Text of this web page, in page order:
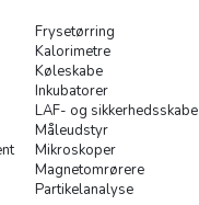
Frysetørring
Kalorimetre
Køleskabe
Inkubatorer
LAF- og sikkerhedsskabe
Måleudstyr
Mikroskoper
Magnetomrørere
Partikelanalyse